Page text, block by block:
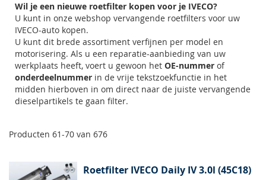
Wil je een nieuwe roetfilter kopen voor je IVECO?
U kunt in onze webshop vervangende roetfilters voor uw
IVECO-auto kopen.
U kunt dit brede assortiment verfijnen per model en
motorisering. Als u een reparatie-aanbieding van uw
werkplaats heeft, voert u gewoon het OE-nummer of
onderdeelnummer in de vrije tekstzoekfunctie in het
midden hierboven in om direct naar de juiste vervangende
dieselpartikels te gaan filter.
Producten 61-70 van 676
Roetfilter IVECO Daily IV 3.0l (45C18)